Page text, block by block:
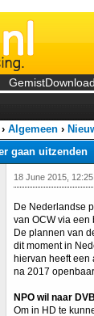
› Algemeen ›
gaan uitzenden
18 June 2015, 12:25
De Nederlandse
van OCW via
De plannen van
dit moment in
hiervan heeft een
na 2017
NPO wil naar
Om in HD te